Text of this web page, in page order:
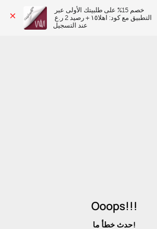
عند التسجيل
Ooops!!!
حدث خطأ ما!